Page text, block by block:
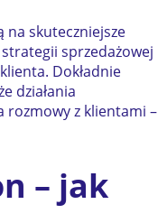
na skuteczniejsze
sprzedażowej
Dokładnie
działania
rozmowy z klientami –
– jak